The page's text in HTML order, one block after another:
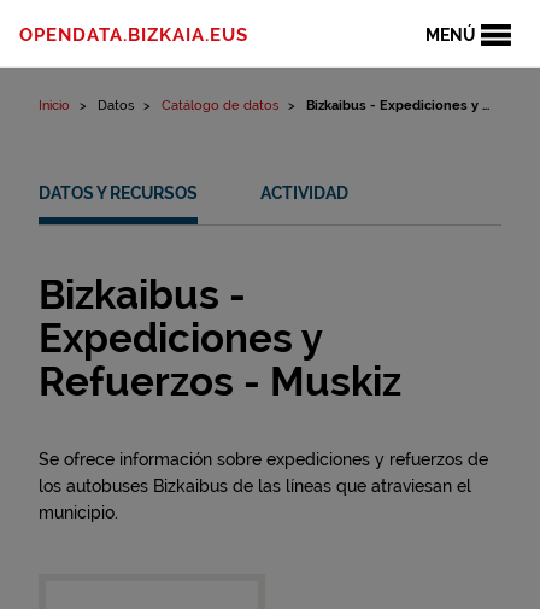
MENÚ
OPENDATA.BIZKAIA.EUS
Inicio Datos Catálogo de datos Bizkaibus - Expediciones y ...
DATOS Y RECURSOS ACTIVIDAD
Bizkaibus -
Expediciones y
Refuerzos - Muskiz
Se ofrece información sobre expediciones y refuerzos de
los autobuses Bizkaibus de las líneas que atraviesan el
municipio.